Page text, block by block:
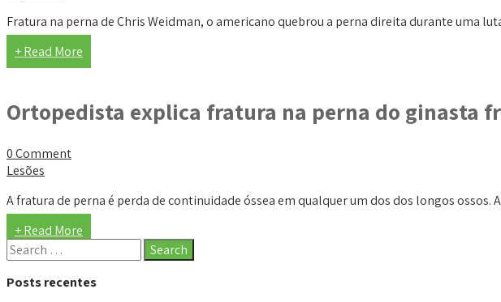
Fratura na perna de Chris Weidman, o americano quebrou a perna direita durante uma
+ Read More
Ortopedista explica fratura na perna do ginasta
0 Comment
Lesões
A fratura de perna é perda de continuidade óssea em qualquer um dos dos longos ossos.
+ Read More
Posts recentes